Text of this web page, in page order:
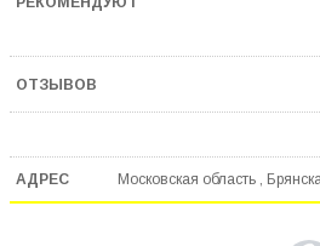
Московская область ,